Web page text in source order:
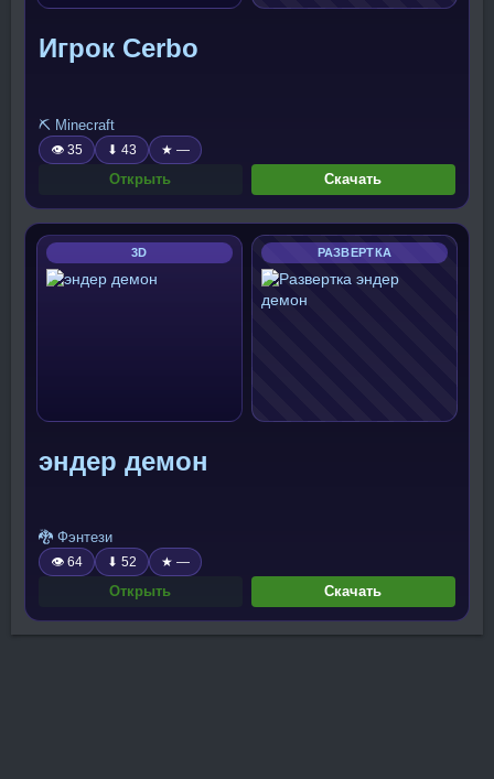
Игрок Cerbo
⛏️ Minecraft
👁 35 ⬇ 43 ★ —
Открыть Скачать
3D РАЗВЕРТКА
эндер демон
🐉 Фэнтези
👁 64 ⬇ 52 ★ —
Открыть Скачать